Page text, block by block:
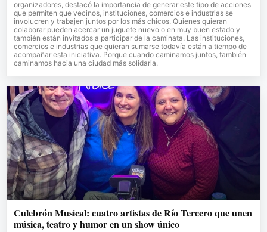
organizadores, destacó la importancia de generar este tipo de acciones
que permiten que vecinos, instituciones, comercios e industrias se
involucren y trabajen juntos por los más chicos. Quienes quieran
colaborar pueden acercar un juguete nuevo o en muy buen estado y
también están invitados a participar de la caminata. Las instituciones,
comercios e industrias que quieran sumarse todavía están a tiempo de
acompañar esta iniciativa. Porque cuando caminamos juntos, también
caminamos hacia una ciudad más solidaria.
Culebrón Musical: cuatro artistas de Río Tercero que unen
música, teatro y humor en un show único